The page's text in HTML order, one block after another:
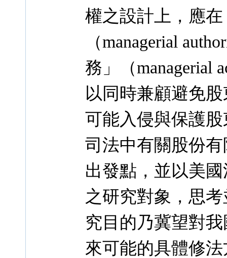
權之設計上，應
（managerial
務」（managerial
以同時兼顧避免
可能入侵與保護
司法中有關股份
出發點，並以美
之研究對象，思
究目的乃冀望對
來可能的具體修